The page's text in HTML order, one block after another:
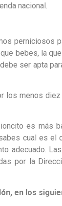
nacional.
perniciosos
bebes, la
ser apta
los menos diez
es más
cual es el
adecuado.
por la
en los